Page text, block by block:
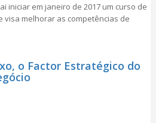
iniciar em janeiro de 2017 um curso de
visa melhorar as competências de
o Factor Estratégico do